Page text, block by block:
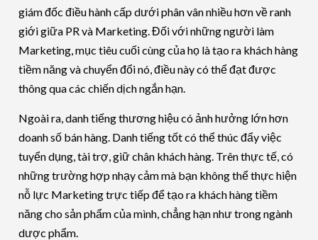
giám đốc điều hành cấp dưới phân vân nhiều hơn về ranh
giới giữa PR và Marketing. Đối với những người làm
Marketing, mục tiêu cuối cùng của họ là tạo ra khách hàng
tiềm năng và chuyển đổi nó, điều này có thể đạt được
thông qua các chiến dịch ngắn hạn.
Ngoài ra, danh tiếng thương hiệu có ảnh hưởng lớn hơn
doanh số bán hàng. Danh tiếng tốt có thể thúc đẩy việc
tuyển dụng, tài trợ, giữ chân khách hàng. Trên thực tế, có
những trường hợp nhạy cảm mà bạn không thể thực hiện
nỗ lực Marketing trực tiếp để tạo ra khách hàng tiềm
năng cho sản phẩm của mình, chẳng hạn như trong ngành
dược phẩm.